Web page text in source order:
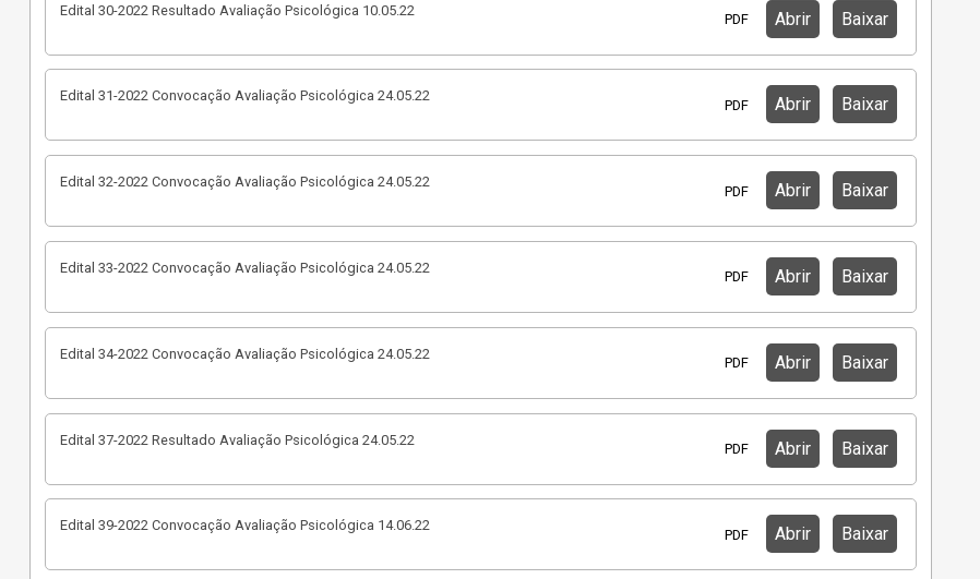
Edital 30-2022 Resultado Avaliação Psicológica 10.05.22
PDF Abrir Baixar
Edital 31-2022 Convocação Avaliação Psicológica 24.05.22
PDF Abrir Baixar
Edital 32-2022 Convocação Avaliação Psicológica 24.05.22
PDF Abrir Baixar
Edital 33-2022 Convocação Avaliação Psicológica 24.05.22
PDF Abrir Baixar
Edital 34-2022 Convocação Avaliação Psicológica 24.05.22
PDF Abrir Baixar
Edital 37-2022 Resultado Avaliação Psicológica 24.05.22
PDF Abrir Baixar
Edital 39-2022 Convocação Avaliação Psicológica 14.06.22
PDF Abrir Baixar